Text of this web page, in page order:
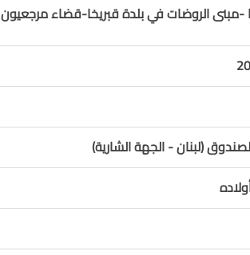
-مبنى الروضات في بلدة قبريخا-قضاء مرجعيون
(لبنان - الجهة الشارية)